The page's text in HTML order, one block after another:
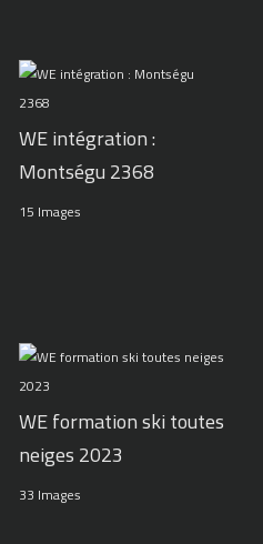
WE intégration :
Montségu 2368
15 Images
WE formation ski toutes
neiges 2023
33 Images